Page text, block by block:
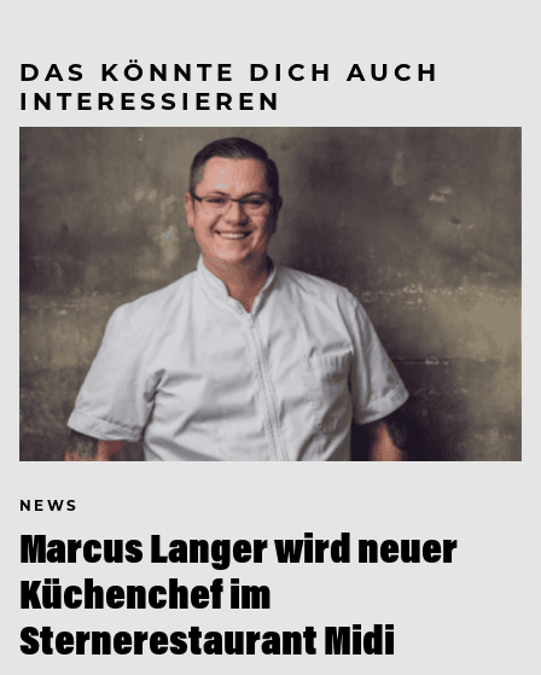
DAS KÖNNTE DICH AUCH
INTERESSIEREN
NEWS
Marcus Langer wird neuer
Küchenchef im
Sternerestaurant Midi